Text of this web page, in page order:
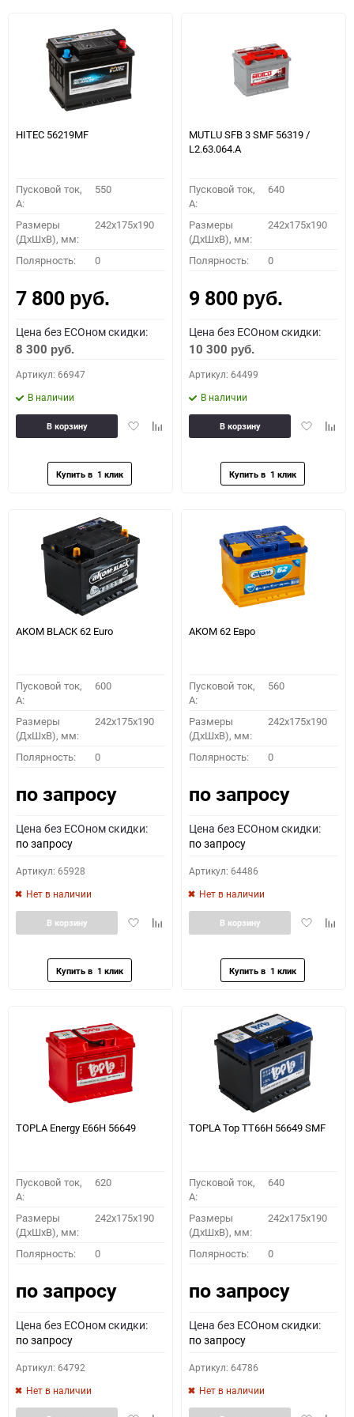
HITEC 56219MF
Пусковой ток,
A:
550
Размеры
(ДхШхВ), мм:
242x175x190
Полярность: 0
7 800 руб.
Цена без ECOном скидки:
8 300 руб.
Артикул: 66947
В наличии
ДобавитьДобавить
В корзину
MUTLU SFB 3 SMF 56319 /
L2.63.064.А
Пусковой ток,
A:
640
Размеры
(ДхШхВ), мм:
242x175x190
Полярность: 0
9 800 руб.
Цена без ECOном скидки:
10 300 руб.
Артикул: 64499
В наличии
Добавить
В корзину
АКОМ BLACK 62 Euro
Пусковой ток,
A:
600
Размеры
(ДхШхВ), мм:
242x175x190
Полярность: 0
по запросу
Цена без ECOном скидки:
по запросу
Артикул: 65928
Нет в наличии
ДобавитьДобавить
В корзину
АКОМ 62 Евро
Пусковой ток,
A:
560
Размеры
(ДхШхВ), мм:
242x175x190
Полярность: 0
по запросу
Цена без ECOном скидки:
по запросу
Артикул: 64486
Нет в наличии
Добавить
В корзину
TOPLA Energy E66H 56649
Пусковой ток,
A:
620
Размеры
(ДхШхВ), мм:
242x175x190
Полярность: 0
по запросу
Цена без ECOном скидки:
по запросу
Артикул: 64792
Нет в наличии
TOPLA Top TT66H 56649 SMF
Пусковой ток,
A:
640
Размеры
(ДхШхВ), мм:
242x175x190
Полярность: 0
по запросу
Цена без ECOном скидки:
по запросу
Артикул: 64786
Нет в наличии